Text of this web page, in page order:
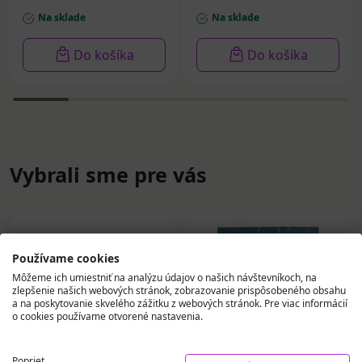
Na sklade
Do košíka
Na sklade
Do košíka
Vybrali sme pre vás
Používame cookies
Môžeme ich umiestniť na analýzu údajov o našich návštevníkoch, na
zlepšenie našich webových stránok, zobrazovanie prispôsobeného obsahu
a na poskytovanie skvelého zážitku z webových stránok. Pre viac informácií
o cookies používame otvorené nastavenia.